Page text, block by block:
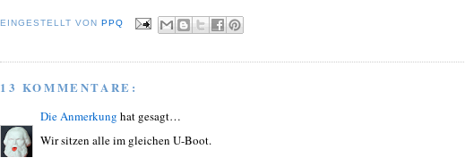
EINGESTELLT VON PPQ
13 KOMMENTARE:
Die Anmerkung hat gesagt…
Wir sitzen alle im gleichen U-Boot.